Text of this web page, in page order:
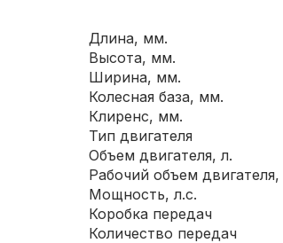
Длина, мм.
Высота, мм.
Ширина, мм.
Колесная база, мм.
Клиренс, мм.
Тип двигателя
Объем двигателя, л.
Мощность, л.с.
Коробка передач
Количество передач